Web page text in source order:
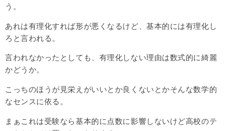
う。
あれは有理化すれば形が悪くなるけど、基本的には有理化し
ろと言われる。
言われなかったとしても、有理化しない理由は数式的に綺麗
かどうか。
こっちのほうが見栄えがいいとか良くないとかそんな数学的
なセンスに依る。
まぁこれは受験なら基本的に点数に影響しないけど高校のテ